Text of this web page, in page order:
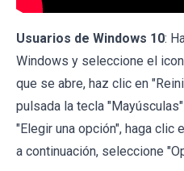
Usuarios de Windows 10:
Windows y seleccione el
que se abre, haz clic en
pulsada la tecla
"Elegir una opción", haga clic
a continuación, seleccione